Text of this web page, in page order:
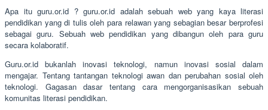
Apa itu guru.or.id ? guru.or.id adalah sebuah web yang kaya literasi
pendidikan yang di tulis oleh para relawan yang sebagian besar berprofesi
sebagai guru. Sebuah web pendidikan yang dibangun oleh para guru
secara kolaboratif.
Guru.or.id bukanlah inovasi teknologi, namun inovasi sosial dalam
mengajar. Tentang tantangan teknologi awan dan perubahan sosial oleh
teknologi. Gagasan dasar tentang cara mengorganisasikan sebuah
komunitas literasi pendidikan.